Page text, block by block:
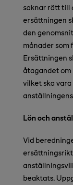
saknar rätt till
ersättningen
den
månader som
Ersättningen
åtagandet om
vilket ska
Lön och
Vid
beaktats.